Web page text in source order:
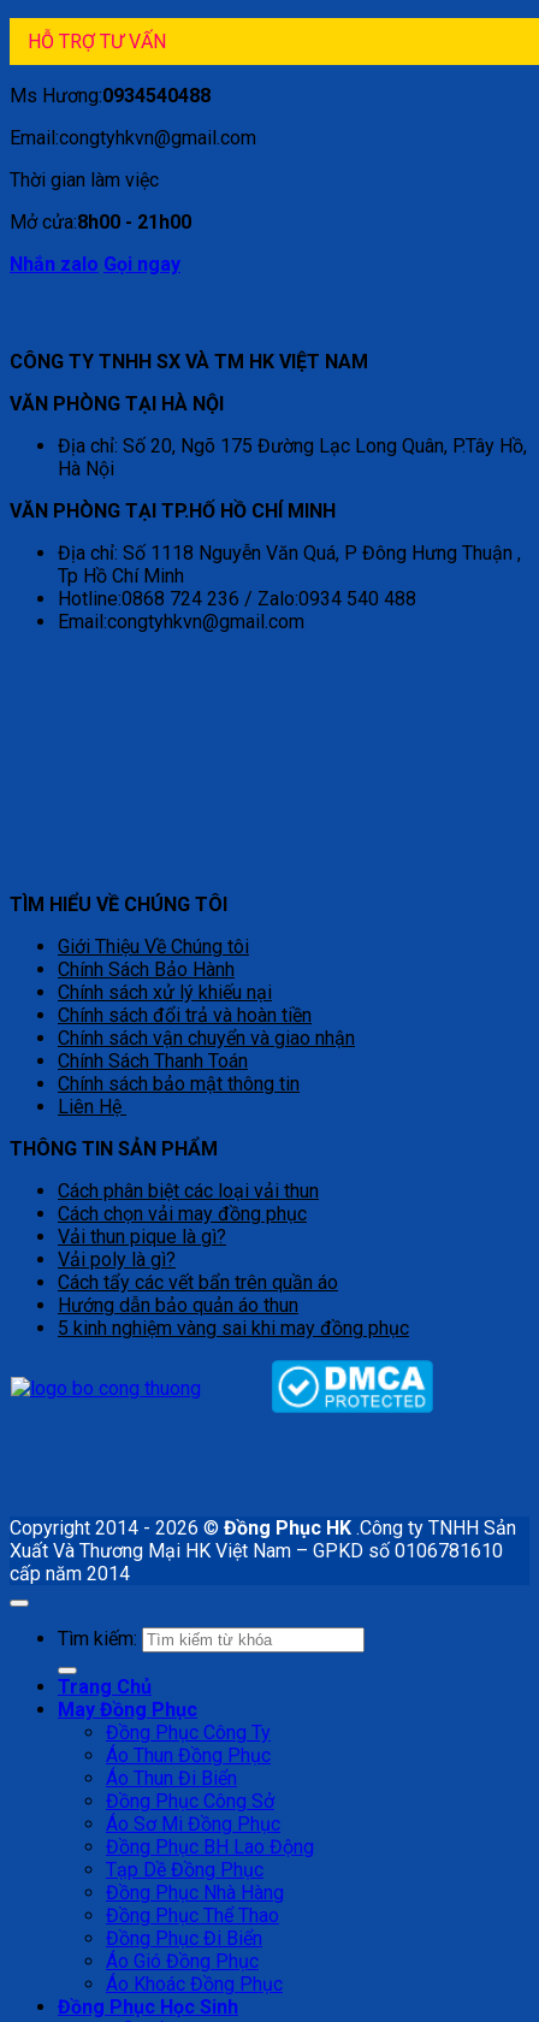
HỖ TRỢ TƯ VẤN
Ms Hương:0934540488
Email:congtyhkvn@gmail.com
Thời gian làm việc
Mở cửa:8h00 - 21h00
Nhắn zalo Gọi ngay
CÔNG TY TNHH SX VÀ TM HK VIỆT NAM
VĂN PHÒNG TẠI HÀ NỘI
Địa chỉ: Số 20, Ngõ 175 Đường Lạc Long Quân, P.Tây Hồ,
Hà Nội
VĂN PHÒNG TẠI TP.HỐ HỒ CHÍ MINH
Địa chỉ: Số 1118 Nguyễn Văn Quá, P Đông Hưng Thuận ,
Tp Hồ Chí Minh
Hotline:0868 724 236 / Zalo:0934 540 488
Email:congtyhkvn@gmail.com
TÌM HIỂU VỀ CHÚNG TÔI
Giới Thiệu Về Chúng tôi
Chính Sách Bảo Hành
Chính sách xử lý khiếu nại
Chính sách đổi trả và hoàn tiền
Chính sách vận chuyển và giao nhận
Chính Sách Thanh Toán
Chính sách bảo mật thông tin
Liên Hệ
THÔNG TIN SẢN PHẨM
Cách phân biệt các loại vải thun
Cách chọn vải may đồng phục
Vải thun pique là gì?
Vải poly là gì?
Cách tẩy các vết bẩn trên quần áo
Hướng dẫn bảo quản áo thun
5 kinh nghiệm vàng sai khi may đồng phục
Copyright 2014 - 2026 © Đồng Phục HK .Công ty TNHH Sản
Xuất Và Thương Mại HK Việt Nam – GPKD số 0106781610
cấp năm 2014
Tìm kiếm:
Trang Chủ
May Đồng Phục
Đồng Phục Công Ty
Áo Thun Đồng Phục
Áo Thun Đi Biển
Đồng Phục Công Sở
Áo Sơ Mi Đồng Phục
Đồng Phục BH Lao Động
Tạp Dề Đồng Phục
Đồng Phục Nhà Hàng
Đồng Phục Thể Thao
Đồng Phục Đi Biển
Áo Gió Đồng Phục
Áo Khoác Đồng Phục
Đồng Phục Học Sinh